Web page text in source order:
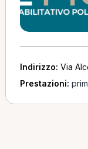
Indirizzo: Via
Prestazioni: